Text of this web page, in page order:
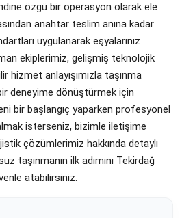
özgü bir operasyon olarak ele
anahtar teslim anına kadar
uygulanarak eşyalarınız
ekiplerimiz, gelişmiş teknolojik
hizmet anlayışımızla taşınma
deneyime dönüştürmek için
bir başlangıç yaparken profesyonel
isterseniz, bizimle iletişime
çözümlerimiz hakkında detaylı
taşınmanın ilk adımını Tekirdağ
atabilirsiniz.